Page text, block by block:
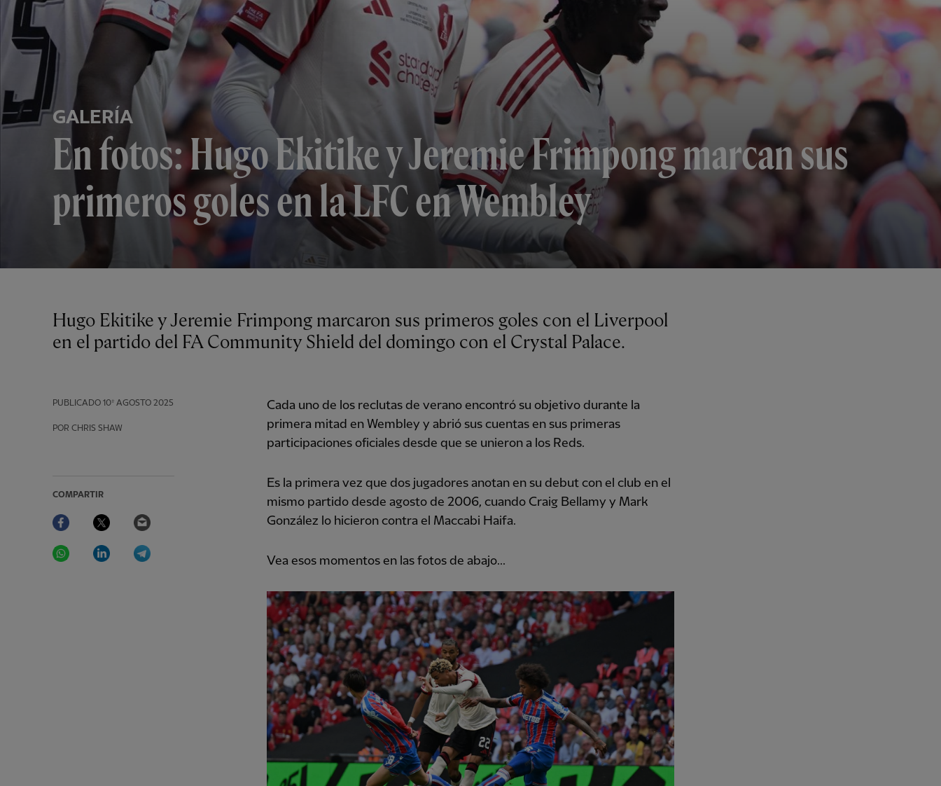
GALERÍA
En fotos: Hugo Ekitike y Jeremie Frimpong marcan sus
primeros goles en la LFC en Wembley
PUBLICADO 10º AGOSTO 2025
POR CHRIS SHAW
COMPARTIR
Facebook Twitter
WhatsAppLinkedIn
Hugo Ekitike y Jeremie Frimpong marcaron sus primeros goles con el Liverpool
en el partido del FA Community Shield del domingo con el Crystal Palace.
Cada uno de los reclutas de verano encontró su objetivo durante la
primera mitad en Wembley y abrió sus cuentas en sus primeras
participaciones oficiales desde que se unieron a los Reds.
Es la primera vez que dos jugadores anotan en su debut con el club en el
mismo partido desde agosto de 2006, cuando Craig Bellamy y Mark
González lo hicieron contra el Maccabi Haifa.
Vea esos momentos en las fotos de abajo...